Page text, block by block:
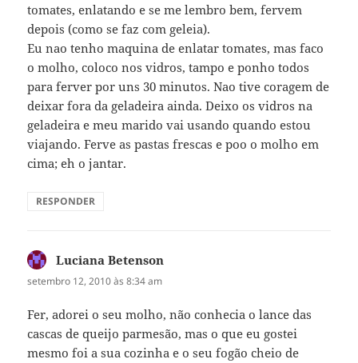
tomates, enlatando e se me lembro bem, fervem
depois (como se faz com geleia).
Eu nao tenho maquina de enlatar tomates, mas faco
o molho, coloco nos vidros, tampo e ponho todos
para ferver por uns 30 minutos. Nao tive coragem de
deixar fora da geladeira ainda. Deixo os vidros na
geladeira e meu marido vai usando quando estou
viajando. Ferve as pastas frescas e poo o molho em
cima; eh o jantar.
RESPONDER
Luciana Betenson
setembro 12, 2010 às 8:34 am
Fer, adorei o seu molho, não conhecia o lance das
cascas de queijo parmesão, mas o que eu gostei
mesmo foi a sua cozinha e o seu fogão cheio de